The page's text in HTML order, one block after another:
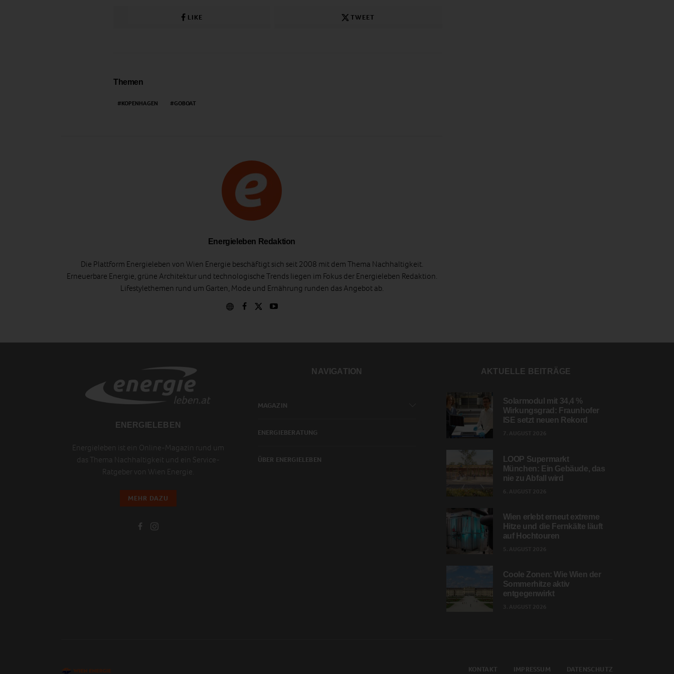
LIKE TWEET
Themen
KOPENHAGEN GOBOAT
Energieleben Redaktion
Die Plattform Energieleben von Wien Energie beschäftigt sich seit 2008 mit dem Thema Nachhaltigkeit.
Erneuerbare Energie, grüne Architektur und technologische Trends liegen im Fokus der Energieleben Redaktion.
Lifestylethemen rund um Garten, Mode und Ernährung runden das Angebot ab.
ENERGIELEBEN
Energieleben ist ein Online-Magazin rund um
das Thema Nachhaltigkeit und ein Service-
Ratgeber von Wien Energie.
MEHR DAZU
NAVIGATION
MAGAZIN
ENERGIEBERATUNG
ÜBER ENERGIELEBEN
AKTUELLE BEITRÄGE
Solarmodul mit 34,4 %
Wirkungsgrad: Fraunhofer
ISE setzt neuen Rekord
LOOP Supermarkt
München: Ein Gebäude, das
nie zu Abfall wird
Wien erlebt erneut extreme
Hitze und die Fernkälte läuft
auf Hochtouren
Coole Zonen: Wie Wien der
Sommerhitze aktiv
entgegenwirkt
KONTAKT IMPRESSUM DATENSCHUTZ